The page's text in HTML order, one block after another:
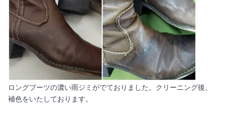
ロングブーツの濃い雨ジミがでておりました。クリーニング後、
補色をいたしております。